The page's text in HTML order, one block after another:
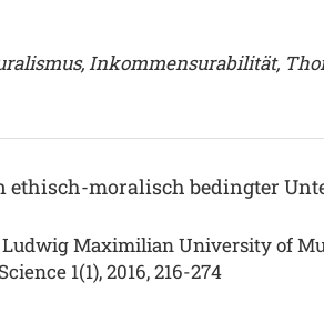
Inkommensurabilität,
ethisch-moralisch bedingter
Ludwig Maximilian University of
1(1), 2016, 216-274